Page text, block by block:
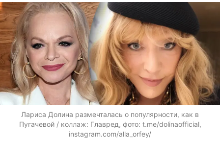
Лариса Долина размечталась о популярности, как в
Пугачевой / коллаж: Главред, фото: t.me/dolinaofficial,
instagram.com/alla_orfey/